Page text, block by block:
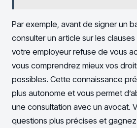
Par exemple, avant de signer un
consulter un article sur les clauses
votre employeur refuse de vous
vous comprendrez mieux vos
possibles. Cette connaissance
plus autonome et vous permet
une consultation avec un avocat.
questions plus précises et